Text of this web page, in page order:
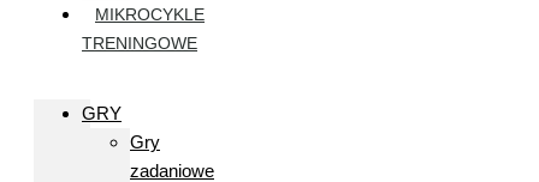
MIKROCYKLE
TRENINGOWE
GRY
Gry
zadaniowe